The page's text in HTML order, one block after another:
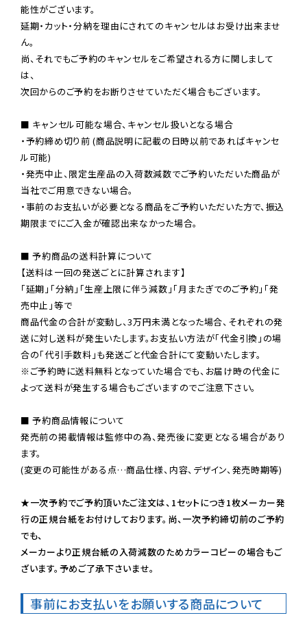
能性がございます。
延期・カット・分納を理由にされてのキャンセルはお受け出来ませ
ん。
尚、それでもご予約のキャンセルをご希望される方に関しまして
は、
次回からのご予約をお断りさせていただく場合もございます。
■ キャンセル可能な場合、キャンセル扱いとなる場合
・予約締め切り前 (商品説明に記載の日時以前であればキャンセ
ル可能)
・発売中止、限定生産品の入荷数減数でご予約いただいた商品が
当社でご用意できない場合。
・事前のお支払いが必要となる商品をご予約いただいた方で、振込
期限までにご入金が確認出来なかった場合。
■ 予約商品の送料計算について
【送料は一回の発送ごとに計算されます】
「延期」「分納」「生産上限に伴う減数」「月またぎでのご予約」「発
売中止」等で
商品代金の合計が変動し、3万円未満となった場合、それぞれの発
送に対し送料が発生いたします。お支払い方法が「代金引換」の場
※ご予約時に送料無料となっていた場合でも、お届け時の代金に
よって送料が発生する場合もございますのでご注意下さい。
■ 予約商品情報について
発売前の掲載情報は監修中の為、発売後に変更となる場合があり
ます。
(変更の可能性がある点…商品仕様、内容、デザイン、発売時期等)
★一次予約でご予約頂いたご注文は、1セットにつき1枚メーカー発
行の正規台紙をお付けしております。尚、一次予約締切前のご予約
でも、
メーカーより正規台紙の入荷減数のためカラーコピーの場合もご
ざいます。予めご了承下さいませ。
事前にお支払いをお願いする商品について